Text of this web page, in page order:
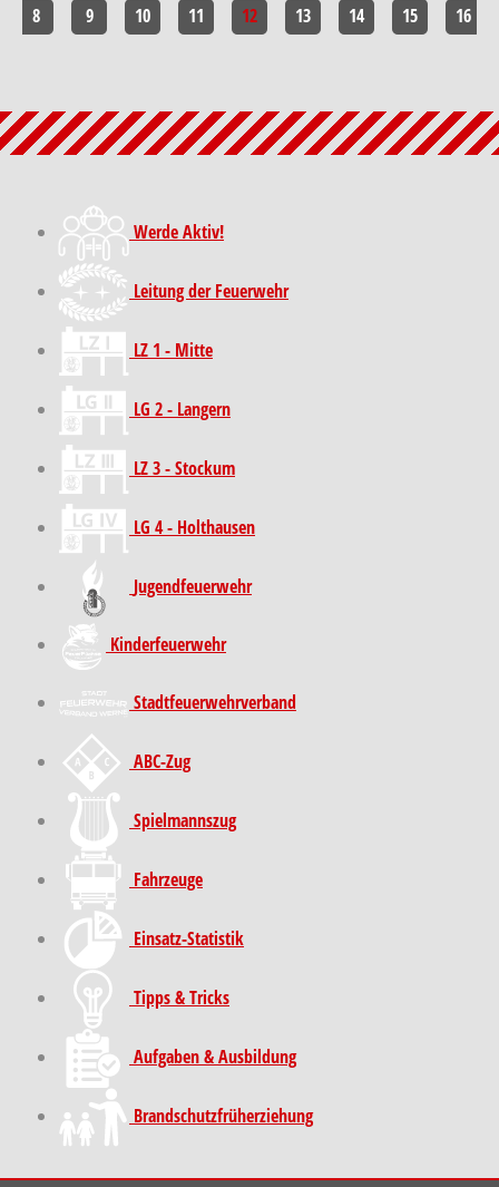
8 9 10 11 12 13 14 15 16
Werde Aktiv!
Leitung der Feuerwehr
LZ 1 - Mitte
LG 2 - Langern
LZ 3 - Stockum
LG 4 - Holthausen
Jugendfeuerwehr
Kinder­feuer­wehr
Stadt­feuer­wehr­verband
ABC-Zug
Spielmannszug
Fahrzeuge
Einsatz-Statistik
Tipps & Tricks
Aufgaben & Ausbildung
Brand­schutz­früh­erziehung